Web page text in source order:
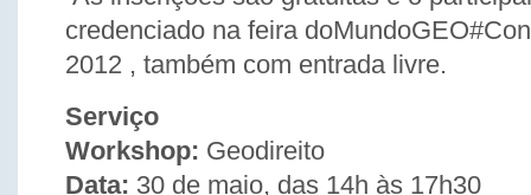
credenciado na feira
2012 , também com entrada livre.
Serviço
Workshop: Geodireito
Data: 30 de maio, das 14h às 17h30